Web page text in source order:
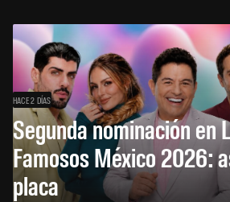
HACE 2 DÍAS
Segunda nominación en
Famosos México 2026:
placa